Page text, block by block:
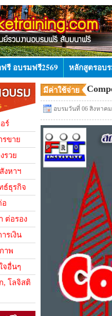
รี อบรมฟรี2569 หลักสูตรอบร
ร์
รขาย
รวย
งหาฯ
ธ์ธุรกิจ
อ
ต่อรอง
รเงิน
าพ
จอื่นๆ
, โลจิสติ
มีค่าใช้จ่าย
อบรมวันที่ 06 สิงหาคม